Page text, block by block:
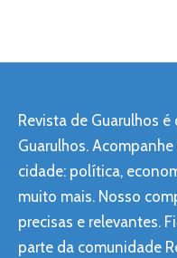
Revista de Guarulhos
Guarulhos.
cidade: política,
muito mais. Nosso
precisas e relevantes.
parte da comunidade